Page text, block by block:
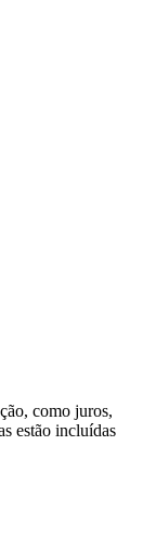
como juros,
estão incluídas